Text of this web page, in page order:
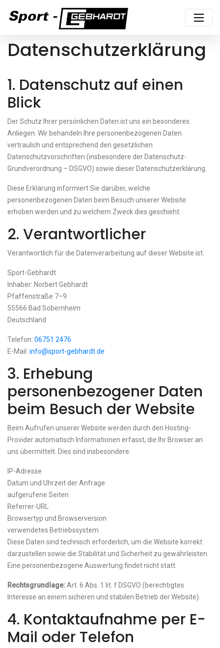
Datenschutzerklärung
1. Datenschutz auf einen
Blick
Der Schutz Ihrer persönlichen Daten ist uns ein besonderes
Anliegen. Wir behandeln Ihre personenbezogenen Daten
vertraulich und entsprechend den gesetzlichen
Datenschutzvorschriften (insbesondere der Datenschutz-
Grundverordnung – DSGVO) sowie dieser Datenschutzerklärung.
Diese Erklärung informiert Sie darüber, welche
personenbezogenen Daten beim Besuch unserer Website
erhoben werden und zu welchem Zweck dies geschieht.
2. Verantwortlicher
Verantwortlich für die Datenverarbeitung auf dieser Website ist:
Sport-Gebhardt
Inhaber: Norbert Gebhardt
Pfaffenstraße 7–9
55566 Bad Sobernheim
Deutschland
Telefon: 06751 2476
E-Mail: info@sport-gebhardt.de
3. Erhebung
personenbezogener Daten
beim Besuch der Website
Beim Aufrufen unserer Website werden durch den Hosting-
Provider automatisch Informationen erfasst, die Ihr Browser an
uns übermittelt. Dies sind insbesondere:
IP-Adresse
Datum und Uhrzeit der Anfrage
aufgerufene Seiten
Referrer-URL
Browsertyp und Browserversion
verwendetes Betriebssystem
Diese Daten sind technisch erforderlich, um die Website korrekt
darzustellen sowie die Stabilität und Sicherheit zu gewährleisten.
Eine personenbezogene Auswertung findet nicht statt.
Rechtsgrundlage: Art. 6 Abs. 1 lit. f DSGVO (berechtigtes
Interesse an einem sicheren und stabilen Betrieb der Website).
4. Kontaktaufnahme per E-
Mail oder Telefon